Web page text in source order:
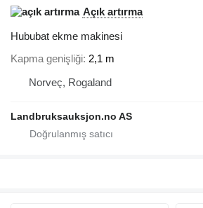
Açık artırma
Hububat ekme makinesi
Kapma genişliği 2,1 m
Norveç, Rogaland
Landbruksauksjon.no AS